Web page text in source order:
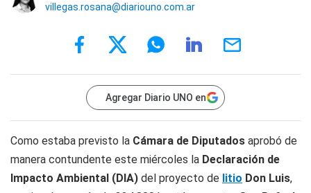
villegas.rosana@diariouno.com.ar
Agregar Diario UNO en
Como estaba previsto la Cámara de Diputados aprobó de
manera contundente este miércoles la Declaración de
Impacto Ambiental (DIA) del proyecto de litio Don Luis,